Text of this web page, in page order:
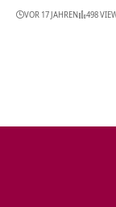
VOR 17 JAHREN 498